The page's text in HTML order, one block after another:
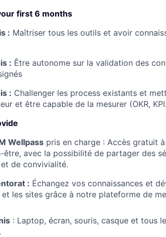
first 6 months
: Maîtriser tous les outils et avoir
: Être autonome sur la validation des
: Challenger les process existants et
et être capable de la mesurer (OKR,
Wellpass pris en charge : Accès gratuit
avec la possibilité de partager des
de convivialité.
: Échangez vos connaissances et
les sites grâce à notre plateforme de
: Laptop, écran, souris, casque et tous